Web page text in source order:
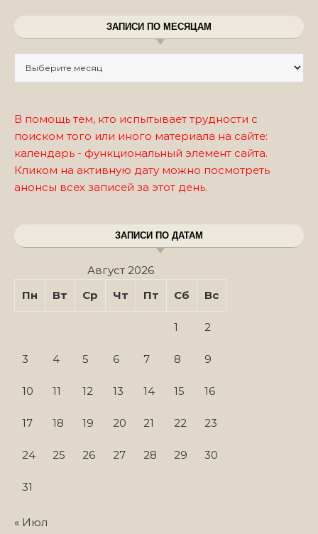
ЗАПИСИ ПО МЕСЯЦАМ
В помощь тем, кто испытывает трудности с
поиском того или иного материала на сайте:
календарь - функциональный элемент сайта.
Кликом на активную дату можно посмотреть
анонсы всех записей за этот день.
ЗАПИСИ ПО ДАТАМ
Август 2026
Пн
Вт Ср Чт Пт Сб Вс
1 2
3 4 5 6 7 8 9
10 11 12 13 14 15 16
17 18 19 20 21 22 23
24 25 26 27 28 29 30
31
« Июл